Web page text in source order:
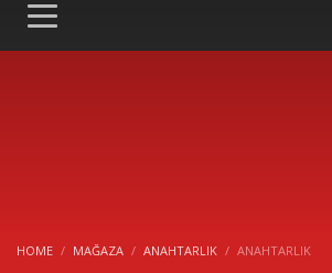
HOME MAĞAZA ANAHTARLIK ANAHTARLIK